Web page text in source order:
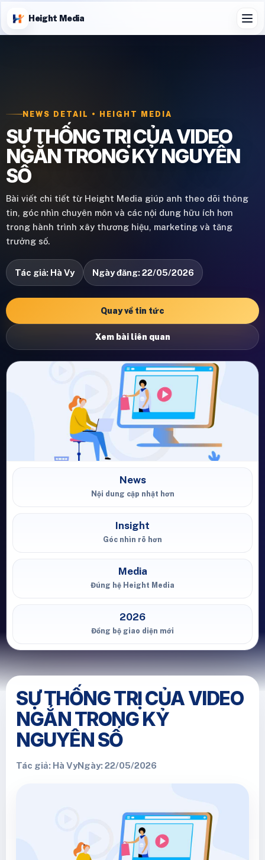
Height Media
NEWS DETAIL • HEIGHT MEDIA
SỰ THỐNG TRỊ CỦA VIDEO
NGẮN TRONG KỶ NGUYÊN
SỐ
Bài viết chi tiết từ Height Media giúp anh theo dõi thông
tin, góc nhìn chuyên môn và các nội dung hữu ích hơn
trong hành trình xây thương hiệu, marketing và tăng
trưởng số.
Tác giả: Hà Vy Ngày đăng: 22/05/2026
Quay về tin tức
Xem bài liên quan
News
Nội dung cập nhật hơn
Insight
Góc nhìn rõ hơn
Media
Đúng hệ Height Media
2026
Đồng bộ giao diện mới
SỰ THỐNG TRỊ CỦA VIDEO
NGẮN TRONG KỶ
NGUYÊN SỐ
Tác giả: Hà VyNgày: 22/05/2026